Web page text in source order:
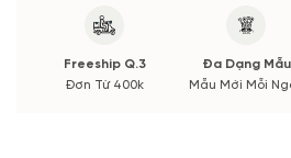
cũng như chất lượng hoa tươi đẹp
nhận được ảnh chụp trước khi chúng
Freeship Q.3
Đơn Từ 400k
Đa Dạng Mẫu
Mẫu Mới Mỗi